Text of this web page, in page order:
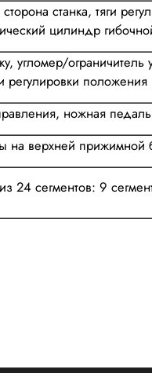
станка, тяги
цилиндр
угломер/ограничитель
регулировки
ножная
на верхней прижимной
24 сегментов: 9